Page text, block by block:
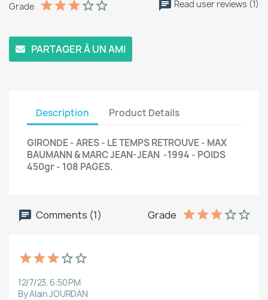
Grade Read user reviews (1)
PARTAGER À UN AMI
Description Product Details
GIRONDE - ARES - LE TEMPS RETROUVE - MAX
BAUMANN & MARC JEAN-JEAN -1994 - POIDS
450gr - 108 PAGES.
Comments (1) Grade
12/7/23, 6:50 PM
By Alain JOURDAN